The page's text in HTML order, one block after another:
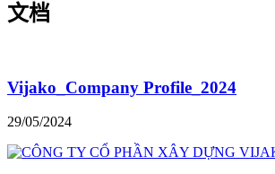
文档
Vijako_Company Profile_2024
29/05/2024